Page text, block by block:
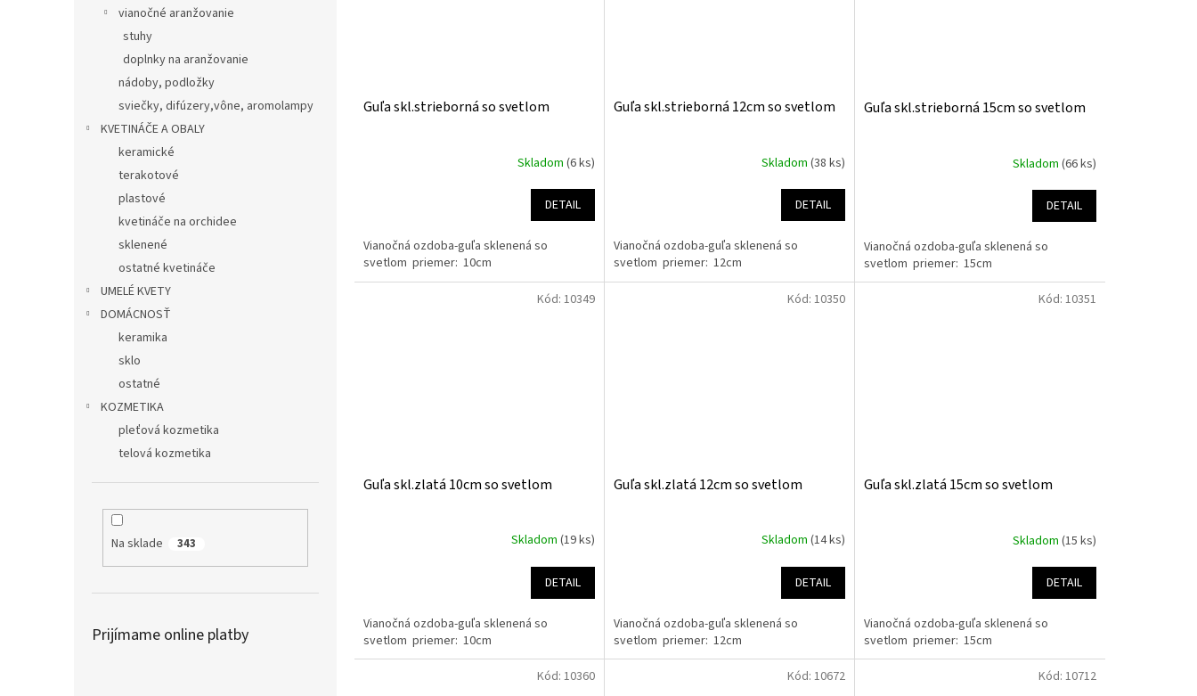
vianočné aranžovanie
stuhy
doplnky na aranžovanie
nádoby, podložky
sviečky, difúzery,vône, aromolampy
KVETINÁČE A OBALY
keramické
terakotové
plastové
kvetináče na orchidee
sklenené
ostatné kvetináče
UMELÉ KVETY
DOMÁCNOSŤ
keramika
sklo
ostatné
KOZMETIKA
pleťová kozmetika
telová kozmetika
Na sklade 343
Prijímame online platby
Guľa skl.strieborná so svetlom
Skladom (6 ks)
DETAIL
Vianočná ozdoba-guľa sklenená so
svetlom priemer: 10cm
Guľa skl.strieborná 12cm so svetlom
Skladom (38 ks)
DETAIL
Vianočná ozdoba-guľa sklenená so
svetlom priemer: 12cm
Guľa skl.strieborná 15cm so svetlom
Skladom (66 ks)
DETAIL
Vianočná ozdoba-guľa sklenená so
svetlom priemer: 15cm
Guľa skl.zlatá 10cm so svetlom
Skladom (19 ks)
DETAIL
Vianočná ozdoba-guľa sklenená so
svetlom priemer: 10cm
Kód: 10349
Guľa skl.zlatá 12cm so svetlom
Skladom (14 ks)
DETAIL
Vianočná ozdoba-guľa sklenená so
svetlom priemer: 12cm
Kód: 10350
Guľa skl.zlatá 15cm so svetlom
Skladom (15 ks)
DETAIL
Vianočná ozdoba-guľa sklenená so
svetlom priemer: 15cm
Kód: 10351
Kód: 10360 Kód: 10672 Kód: 10712